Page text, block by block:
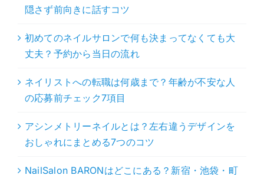
隠さず前向きに話すコツ
初めてのネイルサロンで何も決まってなくても大
丈夫？予約から当日の流れ
ネイリストへの転職は何歳まで？年齢が不安な人
の応募前チェック7項目
アシンメトリーネイルとは？左右違うデザインを
おしゃれにまとめる7つのコツ
NailSalon BARONはどこにある？新宿・池袋・町